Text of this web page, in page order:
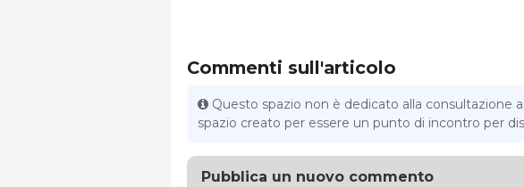
Commenti sull'articolo
Questo spazio non è dedicato alla consultazione
spazio creato per essere un punto di incontro per
Pubblica un nuovo commento